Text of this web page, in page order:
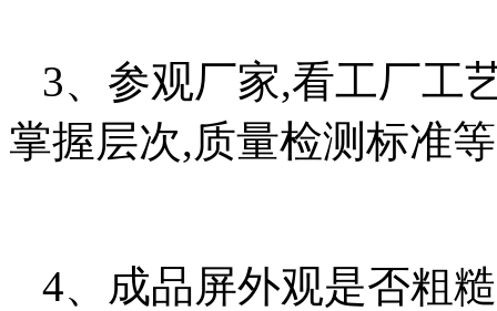
3、参观厂家,看工厂工
掌握层次,质量检测标准
4、成品屏外观是否粗